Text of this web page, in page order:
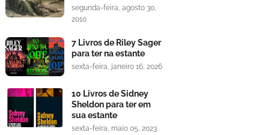
segunda-feira, agosto 30,
2010
7 Livros de Riley Sager
para ter na estante
sexta-feira, janeiro 16, 2026
10 Livros de Sidney
Sheldon para ter em
sua estante
sexta-feira, maio 05, 2023